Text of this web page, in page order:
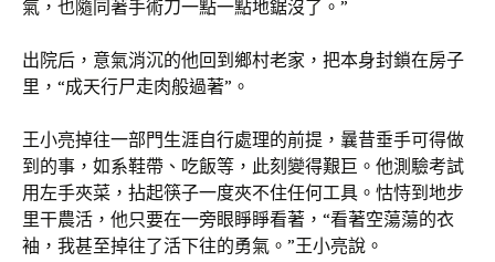
氣，也隨同著手術刀一點一點地鋸沒了。”
出院后，意氣消沉的他回到鄉村老家，把本身封鎖在房子
里，“成天行尸走肉般過著”。
王小亮掉往一部門生涯自行處理的前提，曩昔垂手可得做
到的事，如系鞋帶、吃飯等，此刻變得艱巨。他測驗考試
用左手夾菜，拈起筷子一度夾不住任何工具。怙恃到地步
里干農活，他只要在一旁眼睜睜看著，“看著空蕩蕩的衣
袖，我甚至掉往了活下往的勇氣。”王小亮說。